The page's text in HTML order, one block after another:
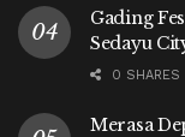
Gading
Sedayu
0 SHARES
Merasa